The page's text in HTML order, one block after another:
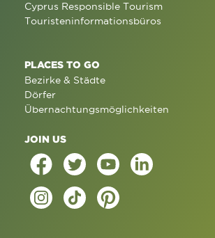
Cyprus Responsible Tourism
Touristeninformationsbüros
PLACES TO GO
Bezirke & Städte
Dörfer
Übernachtungsmöglichkeiten
JOIN US